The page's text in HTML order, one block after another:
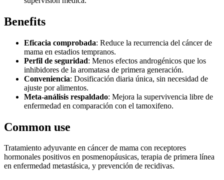
Benefits
Eficacia comprobada: Reduce la recurrencia del cáncer de
mama en estadios tempranos.
Perfil de seguridad: Menos efectos androgénicos que los
inhibidores de la aromatasa de primera generación.
Conveniencia: Dosificación diaria única, sin necesidad de
ajuste por alimentos.
Meta-análisis respaldado: Mejora la supervivencia libre de
enfermedad en comparación con el tamoxifeno.
Common use
Tratamiento adyuvante en cáncer de mama con receptores
hormonales positivos en posmenopáusicas, terapia de primera línea
en enfermedad metastásica, y prevención de recidivas.